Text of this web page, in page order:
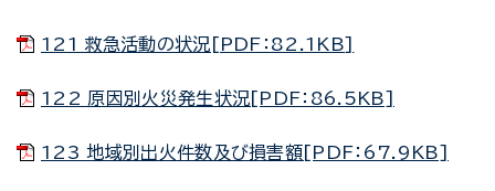
121 救急活動の状況[PDF：82.1KB]
122 原因別火災発生状況[PDF：86.5KB]
123 地域別出火件数及び損害額[PDF：67.9KB]